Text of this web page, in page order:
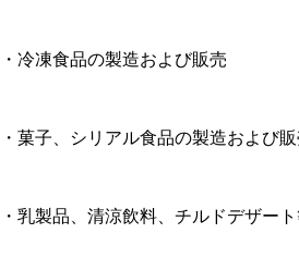
・冷凍食品の製造および販売
・菓子、シリアル食品の製造および
・乳製品、清涼飲料、チルドデザー